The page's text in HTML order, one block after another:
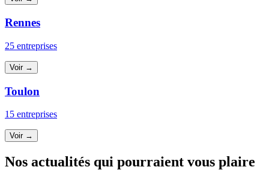
Rennes
25 entreprises
Voir →
Toulon
15 entreprises
Voir →
Nos actualités qui pourraient vous plaire